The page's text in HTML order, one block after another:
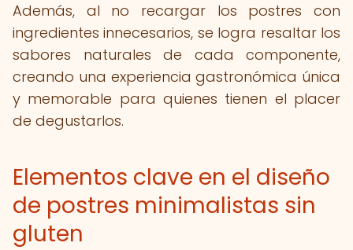
Además, al no recargar los postres con
ingredientes innecesarios, se logra resaltar los
sabores naturales de cada componente,
creando una experiencia gastronómica única
y memorable para quienes tienen el placer
de degustarlos.
Elementos clave en el diseño
de postres minimalistas sin
gluten